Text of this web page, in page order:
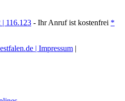
| 116.123 - Ihr Anruf ist kostenfrei *
| Impressum |